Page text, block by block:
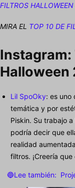
FILTROS
MIRA EL TOP 10 DE
Halloween
Lil SpoOky: es uno
temática y por
Piskin. Su trabajo
podría decir que
realidad
filtros. ¡Creería
🔵Lee también: